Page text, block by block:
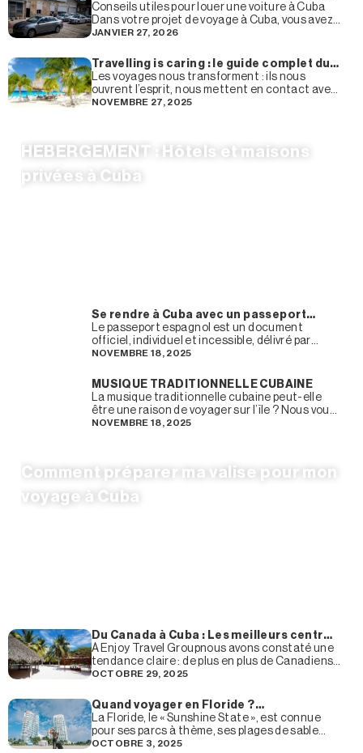
Cuba
Conseils utiles pour louer une voiture à Cuba
Dans votre projet de voyage à Cuba, vous avez
certainement inclus la location d’une voiture
JANVIER 27, 2026
Travelling is caring : le guide complet du
groupe Enjoy Travel pour un tourisme
plus durable
Les voyages nous transforment : ils nous
ouvrent l’esprit, nous mettent en contact avec
d’autres cultures et nous font vivre des
NOVEMBRE 27, 2025
HEBERGEMENT : Hôtels et maisons
privées à Cuba
Se rendre à Cuba avec un passeport
espagnol
Le passeport espagnol est un document
officiel, individuel et incessible, délivré par
l’administration afin que son titulaire puisse
NOVEMBRE 18, 2025
MUSIQUE TRADITIONNELLE CUBAINE
La musique traditionnelle cubaine peut-elle
être une raison de voyager sur l’île ? Nous vous
informons d’ores et déjà que Cuba est l’un des
NOVEMBRE 18, 2025
Comment préparer ma valise pour mon
voyage à Cuba
Du Canada à Cuba : Les meilleurs centres
de villégiature de Holguín à Cayo
Guillermo aimés des voyageurs
canadiens
À Enjoy Travel Groupnous avons constaté une
tendance claire : de plus en plus de Canadiens
choisissent ces magnifiques hôtels pour leurs
OCTOBRE 29, 2025
Quand voyager en Floride ?
Recommandations sur la meilleure
période de l’année pour visiter la Floride
La Floride, le « Sunshine State », est connue
pour ses parcs à thème, ses plages de sable
blanc et son climat tropical qui attirent des
OCTOBRE 3, 2025